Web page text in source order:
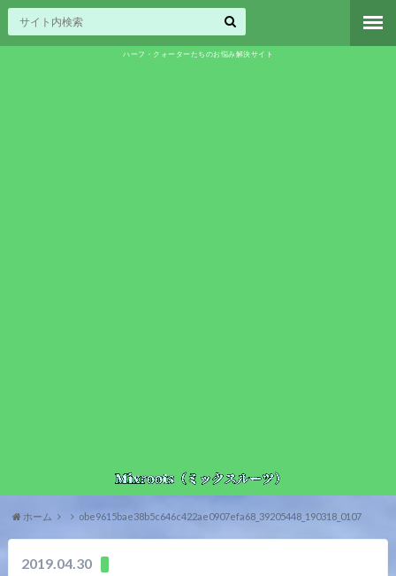
ハーフ・クォーターたちのお悩み解決サイト
ホーム obe9615bae38b5c646c422ae0907efa68_39205448_190318_0107
2019.04.30